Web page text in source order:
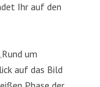
Ihr auf den
um
auf das Bild